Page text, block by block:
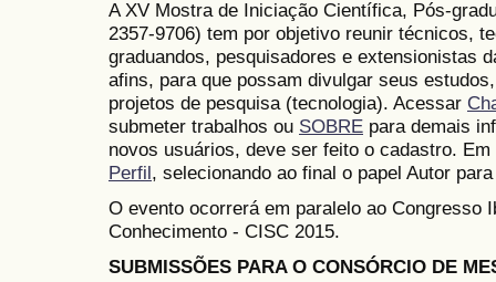
A XV Mostra de Iniciação Científica, Pós-
2357-9706) tem por objetivo reunir técnicos,
graduandos, pesquisadores e extensionistas
afins, para que possam divulgar seus
projetos de pesquisa (tecnologia). Acessar
submeter trabalhos ou SOBRE para demais
novos usuários, deve ser feito o cadastro.
Perfil, selecionando ao final o papel Autor
O evento ocorrerá em paralelo ao Congresso
Conhecimento - CISC 2015.
SUBMISSÕES PARA O CONSÓRCIO DE